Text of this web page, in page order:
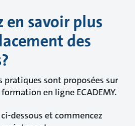
en savoir plus
des
sont proposées sur
en ligne ECADEMY.
dessous et commencez